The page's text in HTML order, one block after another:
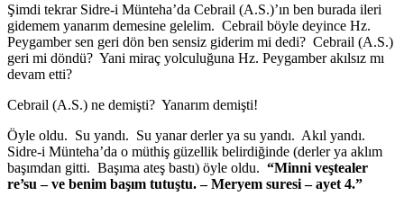
Şimdi tekrar Sidre-i Münteha’da Cebrail (A.S.)’ın ben burada ileri
gidemem yanarım demesine gelelim. Cebrail böyle deyince Hz.
Peygamber sen geri dön ben sensiz giderim mi dedi? Cebrail (A.S.)
geri mi döndü? Yani miraç yolculuğuna Hz. Peygamber akılsız mı
devam etti?
Cebrail (A.S.) ne demişti? Yanarım demişti!
Öyle oldu. Su yandı. Su yanar derler ya su yandı. Akıl yandı.
Sidre-i Münteha’da o müthiş güzellik belirdiğinde (derler ya aklım
başımdan gitti. Başıma ateş bastı) öyle oldu. “Minni veştealer
re’su – ve benim başım tutuştu. – Meryem suresi – ayet 4.”